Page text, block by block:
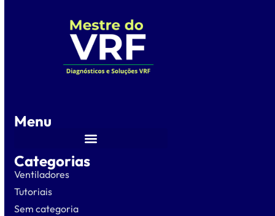
Menu
Categorias
Ventiladores
Tutoriais
Sem categoria